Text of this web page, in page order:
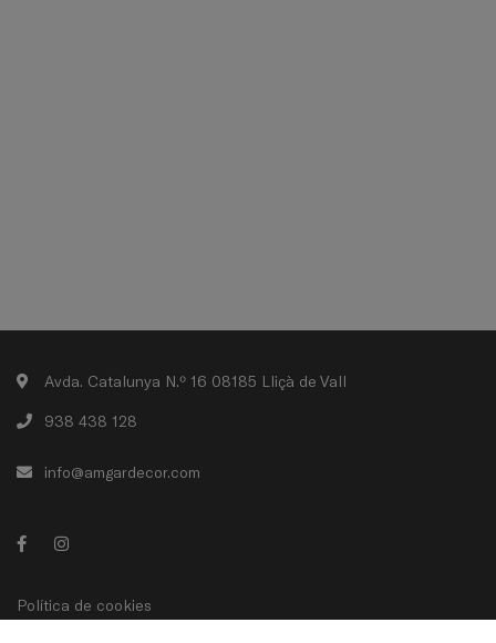
Avda. Catalunya N.º 16 08185 Lliçà de Vall
938 438 128
info@amgardecor.com
Política de cookies